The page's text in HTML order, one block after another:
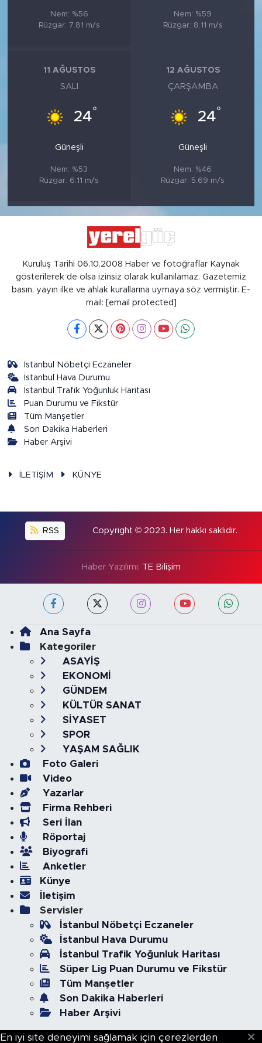
Nem: %56
Rüzgar: 7.81 m/s
Nem: %59
Rüzgar: 8.11 m/s
11 AĞUSTOS
SALI
24°
Güneşli
Nem: %53
Rüzgar: 6.11 m/s
12 AĞUSTOS
ÇARŞAMBA
24°
Güneşli
Nem: %46
Rüzgar: 5.69 m/s
Kuruluş Tarihi 06.10.2008 Haber ve fotoğraflar Kaynak
gösterilerek de olsa izinsiz olarak kullanılamaz. Gazetemiz
basın, yayın ilke ve ahlak kurallarına uymaya söz vermiştir. E-
mail: [email protected]
İstanbul Nöbetçi Eczaneler
İstanbul Hava Durumu
İstanbul Trafik Yoğunluk Haritası
Puan Durumu ve Fikstür
Tüm Manşetler
Son Dakika Haberleri
Haber Arşivi
İLETİŞİM KÜNYE
RSS Copyright © 2023. Her hakkı saklıdır.
Haber Yazılımı: TE Bilişim
Ana Sayfa
Kategoriler
ASAYİŞ
EKONOMİ
GÜNDEM
KÜLTÜR SANAT
SİYASET
SPOR
YAŞAM SAĞLIK
Foto Galeri
Video
Yazarlar
Firma Rehberi
Seri İlan
Röportaj
Biyografi
Anketler
Künye
İletişim
Servisler
İstanbul Nöbetçi Eczaneler
İstanbul Hava Durumu
İstanbul Trafik Yoğunluk Haritası
Süper Lig Puan Durumu ve Fikstür
Tüm Manşetler
Son Dakika Haberleri
Haber Arşivi
En iyi site deneyimi sağlamak için çerezlerden